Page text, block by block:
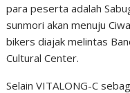
para peserta adalah
sunmori akan menuju
bikers diajak melintas
Cultural Center.
Selain VITALONG-C